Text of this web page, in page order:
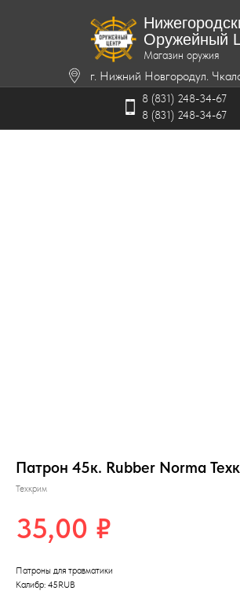
Оружейный
Магазин оружия
8 (831) 248-34-67
8 (831) 248-34-67
г. Нижний Новгородул.
Патрон 45к. Rubber Norma
Техкрим
35,00 ₽
Патроны для травматики
Калибр: 45RUB